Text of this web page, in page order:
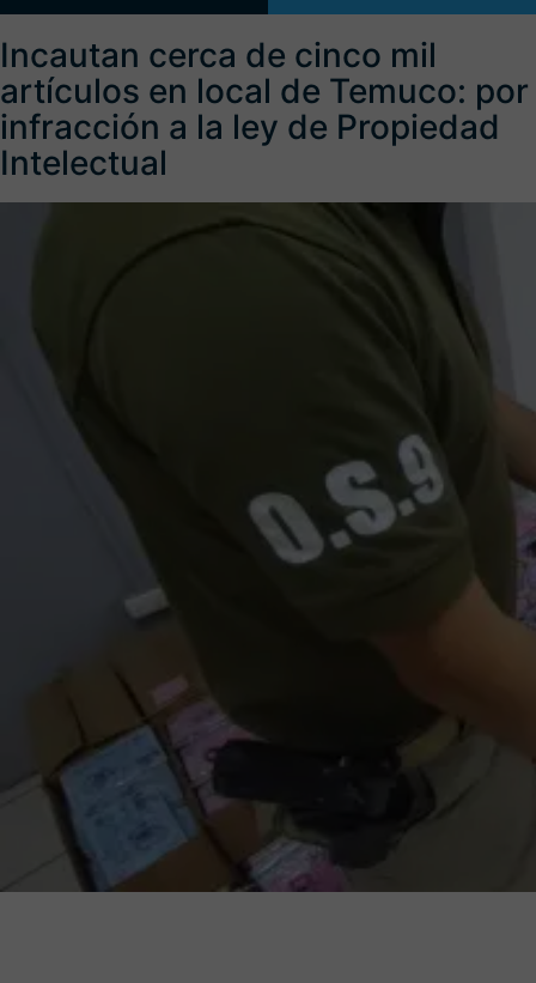
Incautan cerca de cinco mil
artículos en local de Temuco: por
infracción a la ley de Propiedad
Intelectual